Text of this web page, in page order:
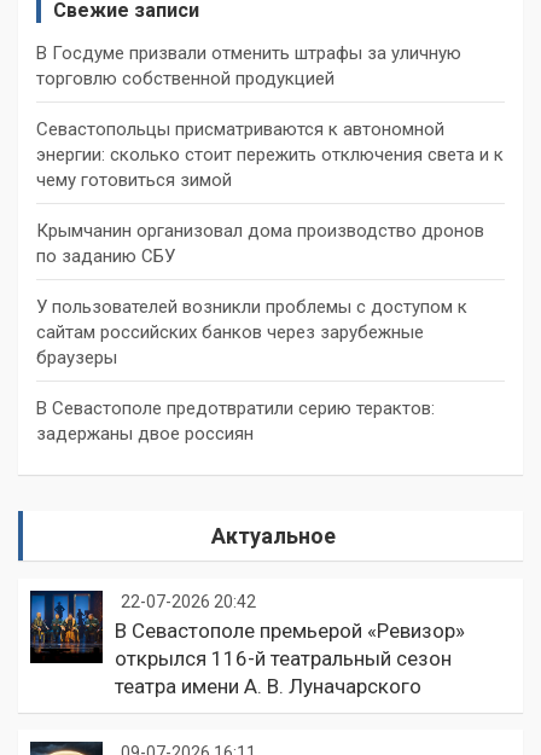
Свежие записи
В Госдуме призвали отменить штрафы за уличную
торговлю собственной продукцией
Севастопольцы присматриваются к автономной
энергии: сколько стоит пережить отключения света и к
чему готовиться зимой
Крымчанин организовал дома производство дронов
по заданию СБУ
У пользователей возникли проблемы с доступом к
сайтам российских банков через зарубежные
браузеры
В Севастополе предотвратили серию терактов:
задержаны двое россиян
Актуальное
22-07-2026 20:42
В Севастополе премьерой «Ревизор»
открылся 116-й театральный сезон
театра имени А. В. Луначарского